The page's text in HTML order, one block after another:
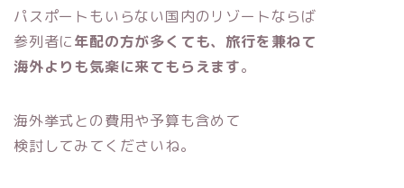
パスポートもいらない国内のリゾートならば
参列者に年配の方が多くても、旅行を兼ねて
海外よりも気楽に来てもらえます。
海外挙式との費用や予算も含めて
検討してみてくださいね。